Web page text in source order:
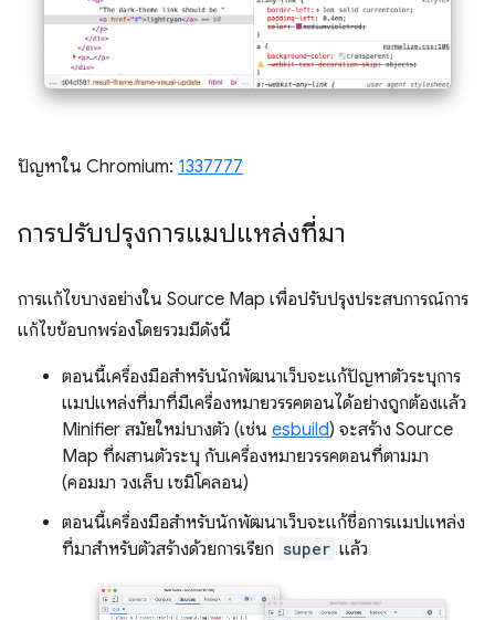
ปัญหาใน Chromium: 1337777
การปรับปรุงการแมปแหล่งที่มา
การแก้ไขบางอย่างใน Source Map เพื่อปรับปรุงประสบการณ์การ
แก้ไขข้อบกพร่องโดยรวมมีดังนี้
ตอนนี้เครื่องมือสำหรับนักพัฒนาเว็บจะแก้ปัญหาตัวระบุการ
แมปแหล่งที่มาที่มีเครื่องหมายวรรคตอนได้อย่างถูกต้องแล้ว
Minifier สมัยใหม่บางตัว (เช่น esbuild) จะสร้าง Source
Map ที่ผสานตัวระบุ กับเครื่องหมายวรรคตอนที่ตามมา
(คอมมา วงเล็บ เซมิโคลอน)
ตอนนี้เครื่องมือสำหรับนักพัฒนาเว็บจะแก้ชื่อการแมปแหล่ง
ที่มาสำหรับตัวสร้างด้วยการเรียก super แล้ว